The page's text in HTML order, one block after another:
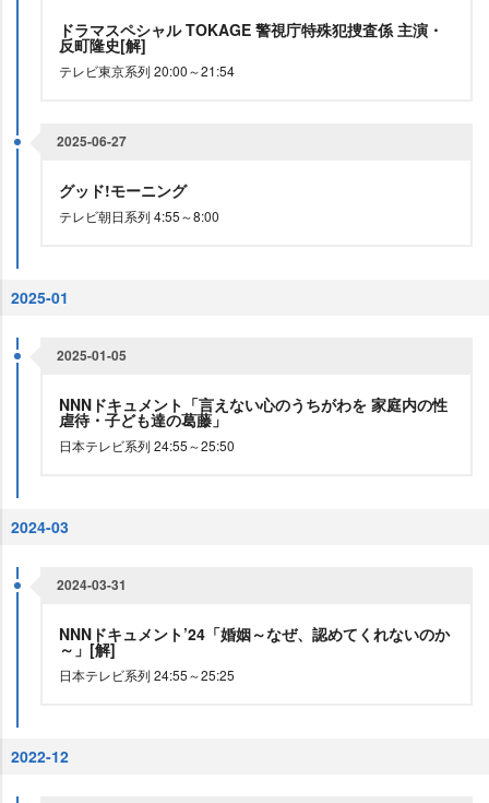
ドラマスペシャル TOKAGE 警視庁特殊犯捜査係 主演・
反町隆史[解]
テレビ東京系列 20:00～21:54
2025-06-27
グッド!モーニング
テレビ朝日系列 4:55～8:00
2025-01
2025-01-05
NNNドキュメント「言えない心のうちがわを 家庭内の性
虐待・子ども達の葛藤」
日本テレビ系列 24:55～25:50
2024-03
2024-03-31
NNNドキュメント’24「婚姻～なぜ、認めてくれないのか
～」[解]
日本テレビ系列 24:55～25:25
2022-12